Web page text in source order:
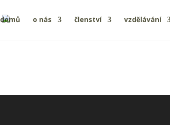
domů o nás členství vzdělávání